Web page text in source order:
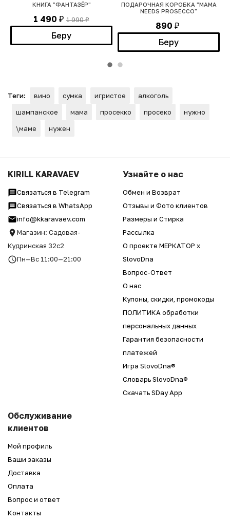
КНИГА "ФАНТАЗЁР"
1 490 ₽ 1 990₽
Беру
ПОДАРОЧНАЯ КОРОБКА "MAMA
NEEDS PROSECCO"
890 ₽
Беру
Теги: вино сумка игристое
алкоголь
шампанское
мама просекко просеко
нужно
\маме
нужен
KIRILL KARAVAEV
Связаться в Telegram
Связаться в WhatsApp
info@kkaravaev.com
Магазин: Садовая-
Кудринская 32с2
Пн—Вс 11:00—21:00
Узнайте о нас
Обмен и Возврат
Отзывы и Фото клиентов
Размеры и Стирка
Рассылка
О проекте МЕРКАТОР x
SlovoDna
Вопрос-Ответ
О нас
Купоны, скидки, промокоды
ПОЛИТИКА обработки
персональных данных
Гарантия безопасности
платежей
Игра SlovoDna®
Словарь SlovoDna®
Скачать SDay App
Обслуживание
клиентов
Мой профиль
Ваши заказы
Доставка
Оплата
Вопрос и ответ
Контакты